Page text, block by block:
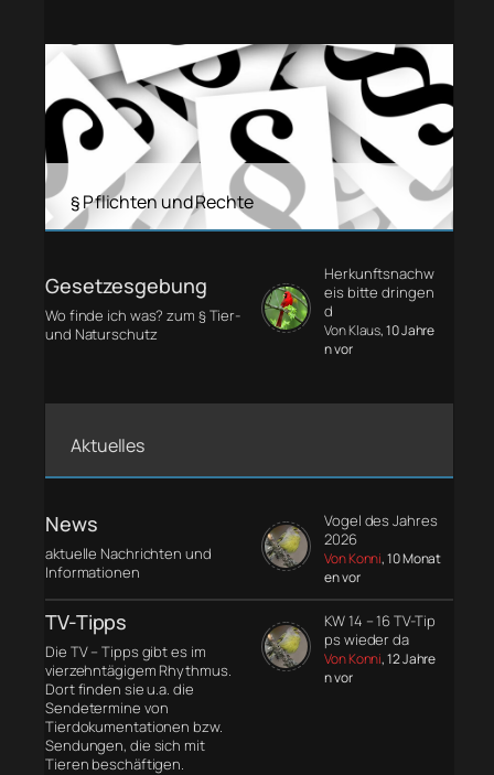
§ Pflichten und Rechte
Gesetzesgebung
Wo finde ich was? zum § Tier-
und Naturschutz
Herkunftsnachw
eis bitte dringen
d
Von Klaus, 10 Jahre
n vor
Aktuelles
News
aktuelle Nachrichten und
Informationen
Vogel des Jahres
2026
Von Konni, 10 Monat
en vor
TV-Tipps
Die TV – Tipps gibt es im
vierzehntägigem Rhythmus.
Dort finden sie u.a. die
Sendetermine von
Tierdokumentationen bzw.
Sendungen, die sich mit
Tieren beschäftigen.
KW 14 – 16 TV-Tip
ps wieder da
Von Konni, 12 Jahre
n vor